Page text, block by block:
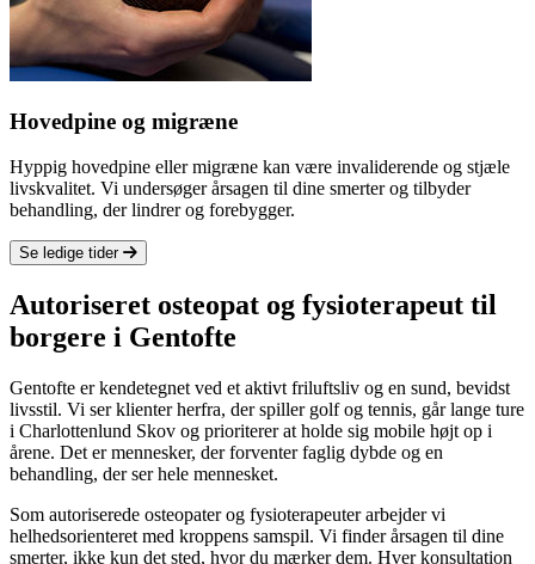
Hovedpine og migræne
Hyppig hovedpine eller migræne kan være invaliderende og stjæle
livskvalitet. Vi undersøger årsagen til dine smerter og tilbyder
behandling, der lindrer og forebygger.
Se ledige tider
Autoriseret osteopat og fysioterapeut til
borgere i Gentofte
Gentofte er kendetegnet ved et aktivt friluftsliv og en sund, bevidst
livsstil. Vi ser klienter herfra, der spiller golf og tennis, går lange ture
i Charlottenlund Skov og prioriterer at holde sig mobile højt op i
årene. Det er mennesker, der forventer faglig dybde og en
behandling, der ser hele mennesket.
Som autoriserede osteopater og fysioterapeuter arbejder vi
helhedsorienteret med kroppens samspil. Vi finder årsagen til dine
smerter, ikke kun det sted, hvor du mærker dem. Hver konsultation